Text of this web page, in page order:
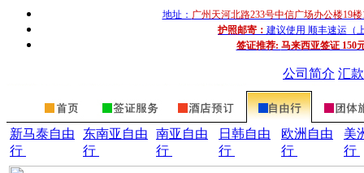
地址： 广州天河北路233号中信广场办公楼19
护照邮寄： 建议使用 顺丰速运（
签证推荐: 马来西亚签证 150
公司简介 汇
新马泰自由
行
东南亚自由
行
南亚自由
行
日韩自由
行
欧洲自由
行
美
行